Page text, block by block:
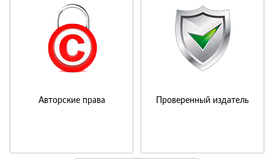
Авторские права Проверенный издатель